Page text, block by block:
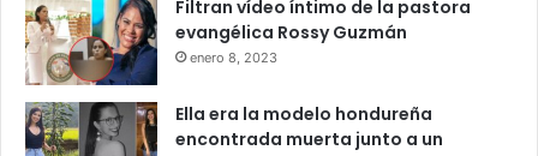
Filtran vídeo íntimo de la pastora
evangélica Rossy Guzmán
enero 8, 2023
Ella era la modelo hondureña
encontrada muerta junto a un